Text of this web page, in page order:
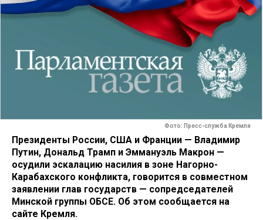
Фото: Пресс-служба Кремля
Президенты России, США и Франции — Владимир
Путин, Дональд Трамп и Эммануэль Макрон —
осудили эскалацию насилия в зоне Нагорно-
Карабахского конфликта, говорится в совместном
заявлении глав государств — сопредседателей
Минской группы ОБСЕ. Об этом сообщается на
сайте Кремля.